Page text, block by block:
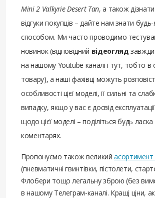
Mini 2 Valkyrie Desert Tan, а також
відгуки покупців – дайте нам знати
способом. Ми часто проводимо
новинок (відповідний відеогляд
на нашому Youtube каналі і тут, тобто в
товару), а наші фахівці можуть
особливості цієї моделі, її сильні та
випадку, якщо у вас є досвід
щодо цієї моделі – поділіться будь ласка
коментарях.
Пропонуємо також великийасортимент
(пневматичні гвинтівки, пістолети,
Флобери тощо легальну зброю (без
в нашому Телеграм-каналі. Кращі ціни,